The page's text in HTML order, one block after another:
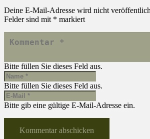
Deine E-Mail-Adresse wird nicht
Felder sind mit * markiert
Bitte füllen Sie dieses Feld aus.
Bitte füllen Sie dieses Feld aus.
Bitte gib eine gültige E-Mail-Adresse ein.
Kommentar abschicken